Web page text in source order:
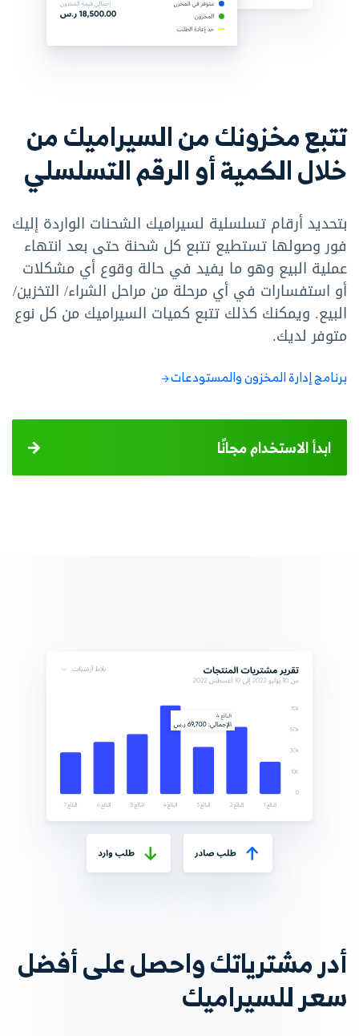
تتبع مخزونك من السيراميك من
خلال الكمية أو الرقم التسلسلي
بتحديد أرقام تسلسلية لسيراميك الشحنات الواردة إليك
فور وصولها تستطيع تتبع كل شحنة حتى بعد انتهاء
عملية البيع وهو ما يفيد في حالة وقوع أي مشكلات
أو استفسارات في أي مرحلة من مراحل الشراء/ التخزين/
البيع. ويمكنك كذلك تتبع كميات السيراميك من كل نوع
متوفر لديك.
برنامج إدارة المخزون والمستودعات
ابدأ الاستخدام مجانًا
أدر مشترياتك واحصل على أفضل
سعر للسيراميك